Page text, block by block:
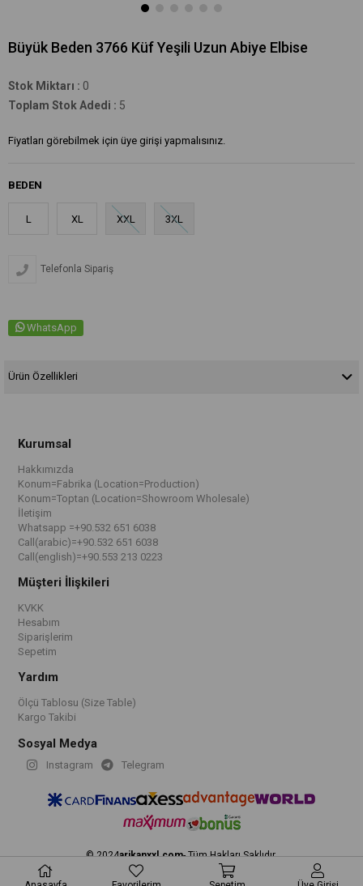
Büyük Beden 3766 Küf Yeşili Uzun Abiye Elbise
Stok Miktarı : 0
Toplam Stok Adedi : 5
Fiyatları görebilmek için üye girişi yapmalısınız.
BEDEN
L XL XXL 3XL
Telefonla Sipariş
WhatsApp
Ürün Özellikleri
Kurumsal
Hakkımızda
Konum=Fabrika (Location=Production)
Konum=Toptan (Location=Showroom Wholesale)
İletişim
Whatsapp =+90.532 651 6038
Call(arabic)=+90.532 651 6038
Call(english)=+90.553 213 0223
Müşteri İlişkileri
KVKK
Hesabım
Siparişlerim
Sepetim
Yardım
Ölçü Tablosu (Size Table)
Kargo Takibi
Sosyal Medya
Instagram Telegram
© 2024arikanxxl.com- Tüm Hakları Saklıdır.